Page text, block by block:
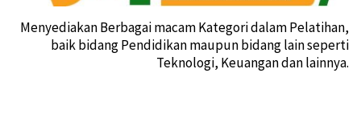
Menyediakan Berbagai macam Kategori dalam Pelatihan,
baik bidang Pendidikan maupun bidang lain seperti
Teknologi, Keuangan dan lainnya.